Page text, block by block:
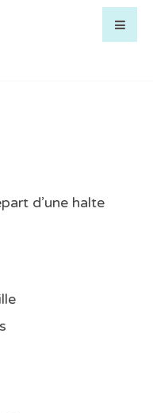
d’une halte